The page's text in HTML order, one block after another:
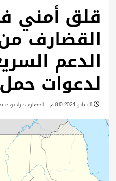
قلق أمني
القضارف
الدعم
لدعوات
القضارف : راديو